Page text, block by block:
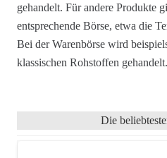
gehandelt. Für andere Produkte
entsprechende Börse, etwa die
Bei der Warenbörse wird
klassischen Rohstoffen gehandelt.
Die